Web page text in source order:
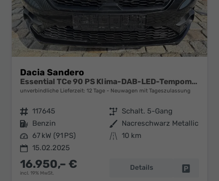
Dacia Sandero
Essential TCe 90 PS Klima-DAB-LED-Tempomat-Limiter-Sofort
unverbindliche Lieferzeit: 12 Tage Neuwagen mit Tageszulassung
Fahrzeugnr. 117645 Getriebe Schalt. 5-Gang
Kraftstoff Benzin Außenfarbe Nacreschwarz Metallic
Leistung 67 kW (91 PS) Kilometerstand 10 km
15.02.2025
16.950,– €
incl. 19% MwSt.
Details